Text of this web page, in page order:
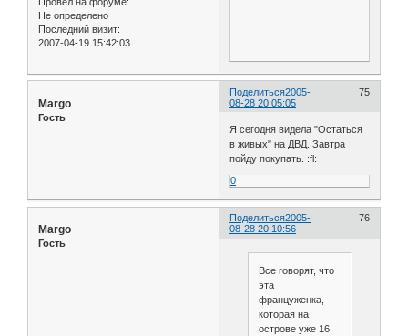
Не определено
Последний визит:
2007-04-19 15:42:03
Поделиться 75
2005-
08-28 20:05:05
Margo
Гость
Я сегодня видела "Остаться
в живых" на ДВД. Завтра
пойду покупать. :fl:
0
Поделиться 76
2005-
08-28 20:10:56
Margo
Гость
Все говорят, что
эта
француженка,
которая на
острове уже 16